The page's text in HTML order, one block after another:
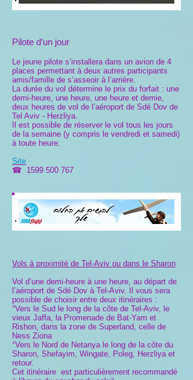
Pilote d’un jour
Le jeune pilote s’installera dans un avion de 4
places permettant à deux autres participants
amis/famille de s’asseoir à l’arrière.
La durée du vol détermine le prix du forfait : une
demi-heure, une heure, une heure et demie,
deux heures de vol de l’aéroport de Sdé Dov de
Tel Aviv - Herzliya.
Il est possible de réserver le vol tous les jours
de la semaine (y compris le vendredi et samedi)
à toute heure.
Site
☎ 1599 500 767
Vols à proximité de Tel-Aviv ou dans le Sharon
Vol d’une demi-heure à une heure, au départ de
l’aéroport de Sdé Dov à Tel-Aviv. Il vous sera
possible de choisir entre deux itinéraires :
°Vers le Sud le long de la côte de Tel-Aviv, le
vieux Jaffa, la Promenade de Bat-Yam et
Rishon, dans la zone de Superland, celle de
Ness Ziona
°Vers le Nord de Netanya le long de la côte du
Sharon, Shefayim, Wingate, Poleg, Herzliya et
retour.
Cet itinéraire est particulièrement recommandé